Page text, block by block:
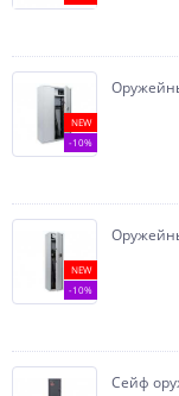
NEW
-10%
NEW
-10%
Сейф